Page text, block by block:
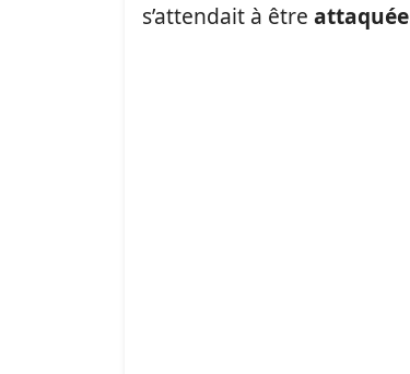
s’attendait à être attaquée